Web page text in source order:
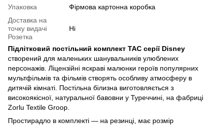
Упаковка
Фірмова картонна коробка
Доставка на
точку видачі
Розетка
Ні
Підлітковий постільний комплект TAC серії Disney
створений для маленьких шанувальників улюблених
персонажів. Ліцензійні яскраві малюнки героїв популярних
мультфільмів та фільмів створять особливу атмосферу в
дитячій кімнаті. Постільна білизна виготовляється з
високоякісної, натуральної бавовни у Туреччині, на фабриці
Zorlu Textile Groop.
Простирадло в комплекті — на резинці, має розмір